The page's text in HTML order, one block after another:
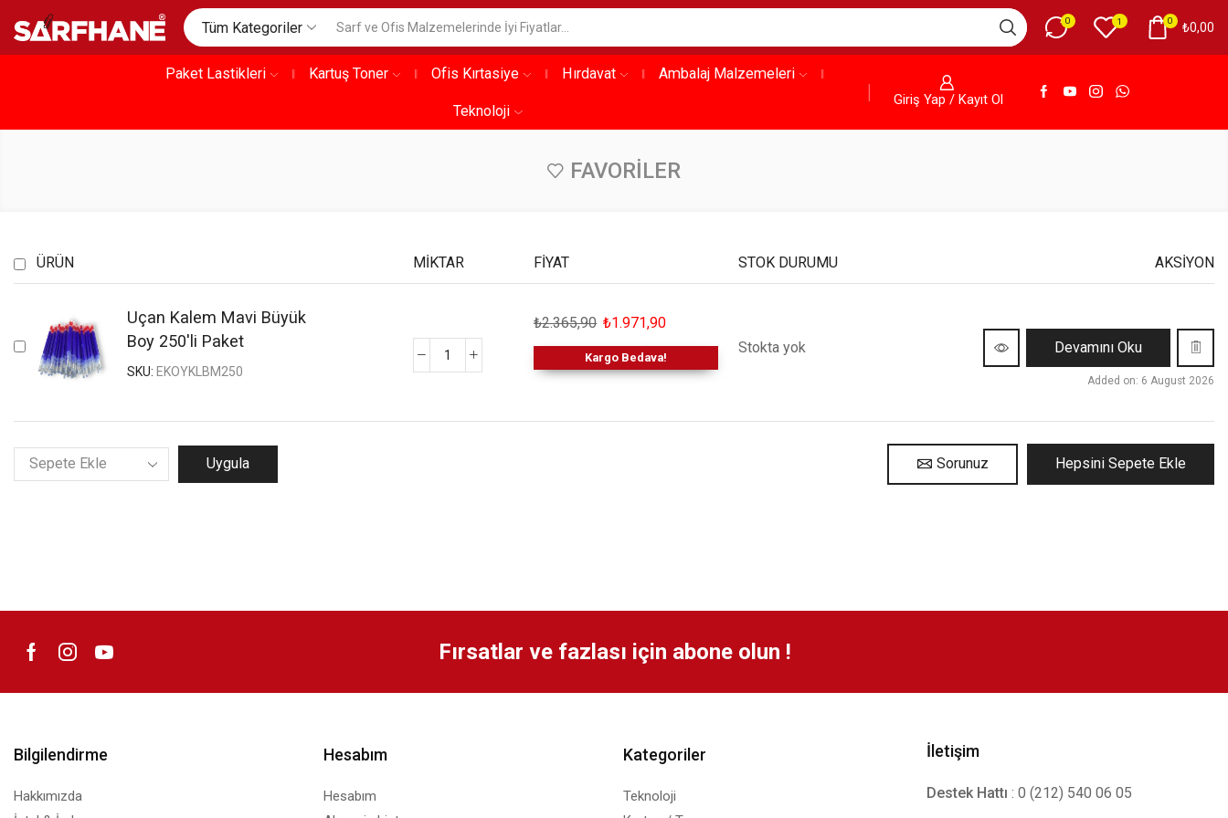
Tüm Kategoriler 0 1 0 ₺0,00
Paket Lastikleri Kartuş Toner Ofis Kırtasiye Hırdavat Ambalaj Malzemeleri
Teknoloji
Giriş Yap / Kayıt Ol
FAVORILER
ÜRÜN MIKTAR FIYAT STOK DURUMU AKSIYON
Uçan Kalem Mavi Büyük
Boy 250'li Paket
SKU: EKOYKLBM250
₺2.365,90 ₺1.971,90
Kargo Bedava!
Stokta yok Devamını Oku
Added on: 6 August 2026
Uygula Sorunuz Hepsini Sepete Ekle
Fırsatlar ve fazlası için abone olun !
Bilgilendirme
Hakkımızda
Hesabım
Hesabım
Kategoriler
Teknoloji
İletişim
Destek Hattı : 0 (212) 540 06 05